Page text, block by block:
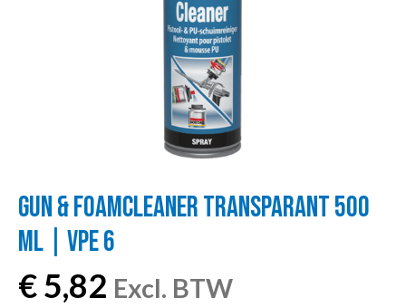
GUN & FOAMCLEANER TRANSPARANT 500
ML | VPE 6
€5,82 Excl. BTW